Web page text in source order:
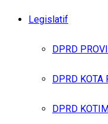
Legislatif
DPRD
DPRD KOTA
DPRD